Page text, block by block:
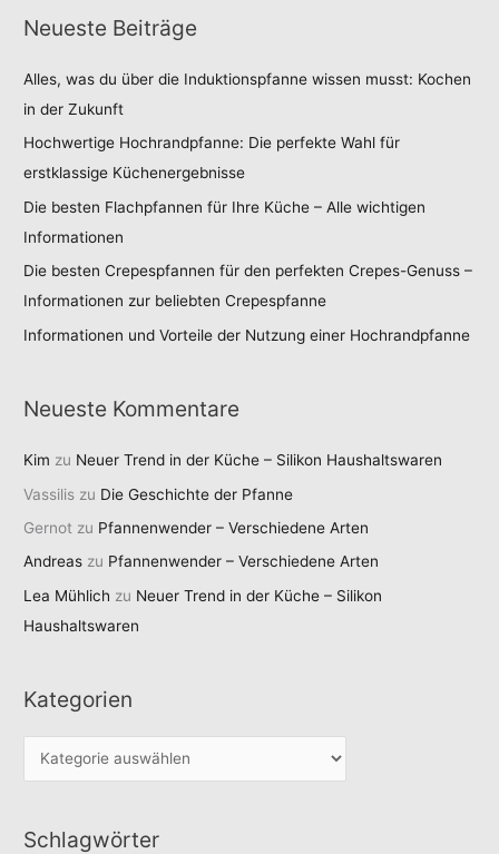
Neueste Beiträge
Alles, was du über die Induktionspfanne wissen musst: Kochen
in der Zukunft
Hochwertige Hochrandpfanne: Die perfekte Wahl für
erstklassige Küchenergebnisse
Die besten Flachpfannen für Ihre Küche – Alle wichtigen
Informationen
Die besten Crepespfannen für den perfekten Crepes-Genuss –
Informationen zur beliebten Crepespfanne
Informationen und Vorteile der Nutzung einer Hochrandpfanne
Neueste Kommentare
Kim zu Neuer Trend in der Küche – Silikon Haushaltswaren
Vassilis zu Die Geschichte der Pfanne
Gernot zu Pfannenwender – Verschiedene Arten
Andreas zu Pfannenwender – Verschiedene Arten
Lea Mühlich zu Neuer Trend in der Küche – Silikon
Haushaltswaren
Kategorien
a
e
Schlagwörter